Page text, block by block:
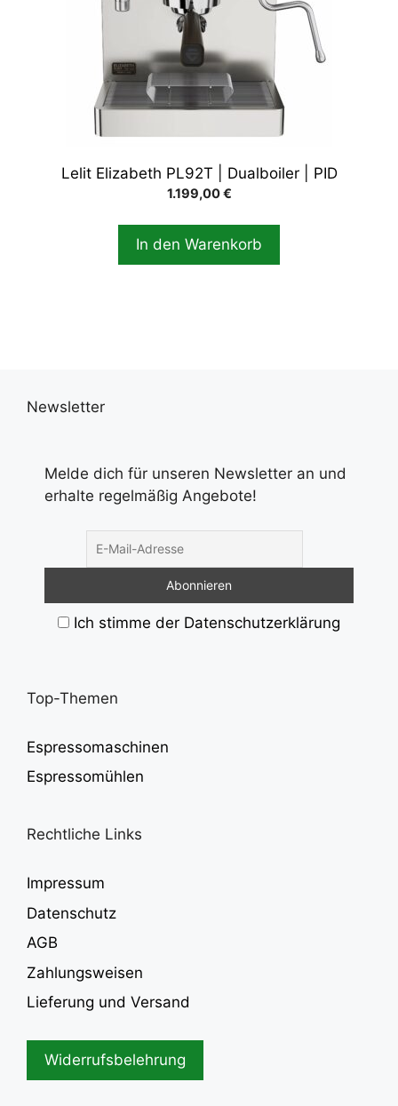
Lelit Elizabeth PL92T | Dualboiler | PID
1.199,00€
In den Warenkorb
Newsletter
Melde dich für unseren Newsletter an und
erhalte regelmäßig Angebote!
Ich stimme der Datenschutzerklärung
Top-Themen
Espressomaschinen
Espressomühlen
Rechtliche Links
Impressum
Datenschutz
AGB
Zahlungsweisen
Lieferung und Versand
Widerrufsbelehrung